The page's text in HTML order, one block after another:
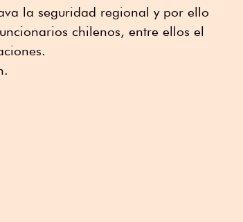
la seguridad regional y por ello
chilenos, entre ellos el